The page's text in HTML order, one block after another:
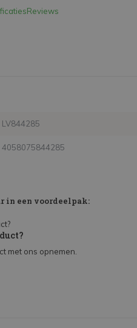
Reviews
LV844285
4058075844285
in een voordeelpak:
met ons opnemen.